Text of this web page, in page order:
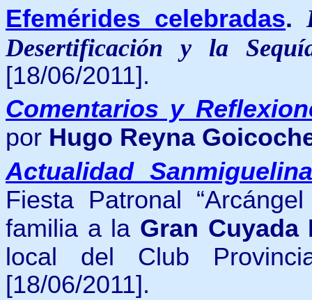
Efemérides celebradas.
Desertificación y la
[18/06/2011].
Comentarios y
por Hugo Reyna
Actualidad
Fiesta Patronal
familia a la Gran Cuyada
local del Club
[18/06/2011].